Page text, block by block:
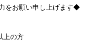
をお願い申し上げます◆
上の方